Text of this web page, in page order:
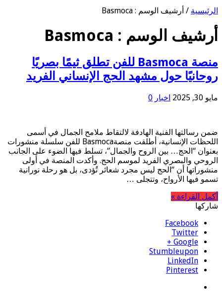
الرئيسية / أرشيف الوسم : Basmoca
أرشيف الوسم : Basmoca
منصة Basmoca للفن تطلق ثيمًا بصريًا
روحانيًا حول مشهد الحج الإنساني الفريد
مايو 30, 2025 اخبار 0
ضمن رسالتها الفنية الهادفة لالتقاط ملامح الجمال في أسمى
اللحظات الإنسانية، أطلقت منصةBasmoca للفن سلسلة منشورات
بعنوان “الحج… بين الروح والجمال”، تسلط فيها الضوء على الجانب
الروحي والبصري الفريد لموسم الحج. وأكدت المنصة في أولى
منشوراتها أن “الحج ليس مجرد شعائر تُؤدى، بل هو رحلة نورانية
تسمو فيها الأرواح، وتتجلى …
أكمل القراءة »
شاركها
Facebook
Twitter
Google +
Stumbleupon
LinkedIn
Pinterest